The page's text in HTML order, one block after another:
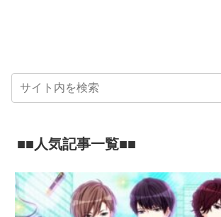
■■人気記事一覧■■